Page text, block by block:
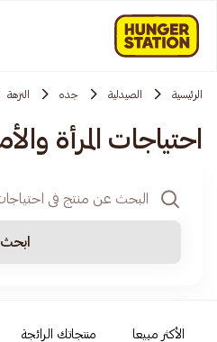
الرئيسية الصيدلية جده النزهة
احتياجات المرأة
ابحث
الأكثر مبيعا منتجاتك الرائجة